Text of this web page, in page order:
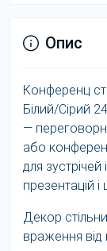
Опис
Конференц
Білий/Сірий
—
або
для зустрічей
презентацій
Декор
враження від